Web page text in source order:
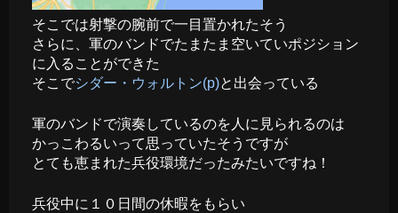
そこでは射撃の腕前で一目置かれたそう
さらに、軍のバンドでたまたま空いていポジション
に入ることができた
そこでシダー・ウォルトン(p)と出会っている
軍のバンドで演奏しているのを人に見られるのは
かっこわるいって思っていたそうですが
とても恵まれた兵役環境だったみたいですね！
兵役中に１０日間の休暇をもらい